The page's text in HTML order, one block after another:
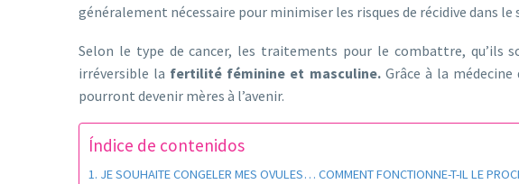
généralement nécessaire pour minimiser les risques de récidive dans le
Selon le type de cancer, les traitements pour le combattre, qu’ils
irréversible la fertilité féminine et masculine.Grâce à la
pourront devenir mères à l’avenir.
Índice de contenidos
JE SOUHAITE CONGELER MES OVULES… COMMENT FONCTIONNE-T-IL LE